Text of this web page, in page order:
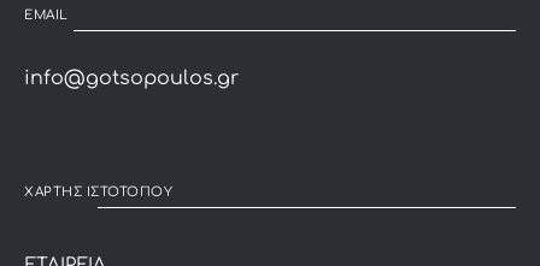
EMAIL
info@gotsopoulos.gr
ΧΑΡΤΗΣ ΙΣΤΟΤΟΠΟΥ